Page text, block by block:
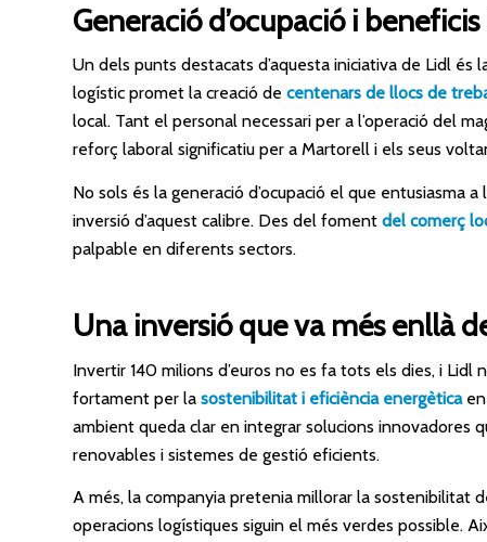
Generació d’ocupació i
Un dels punts destacats d’aquesta iniciativa de Lidl és
logístic promet la creació de centenars de llocs de
local. Tant el personal necessari per a l’operació del
reforç laboral significatiu per a Martorell i els seus
No sols és la generació d’ocupació el que entusiasma
inversió d’aquest calibre. Des del foment del comerç
palpable en diferents sectors.
Una inversió que va més enllà
Invertir 140 milions d’euros no es fa tots els dies, i Lidl
fortament per la sostenibilitat i eficiència energèticaen
ambient queda clar en integrar solucions innovadores
renovables i sistemes de gestió eficients.
A més, la companyia pretenia millorar la sostenibilitat
operacions logístiques siguin el més verdes possible.